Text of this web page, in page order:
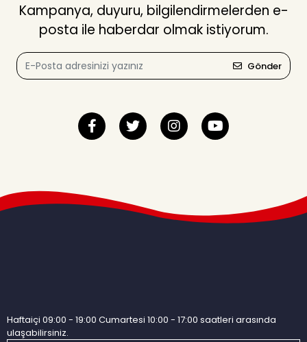
Kampanya, duyuru, bilgilendirmelerden e-
posta ile haberdar olmak istiyorum.
Gönder
Haftaiçi 09:00 - 19:00 Cumartesi 10:00 - 17:00 saatleri arasında
ulaşabilirsiniz.